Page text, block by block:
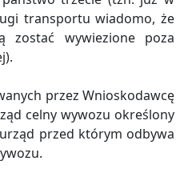
transportu wiadomo, że
zostać wywiezione poza
przez Wnioskodawcę
celny wywozu określony
przed którym odbywa